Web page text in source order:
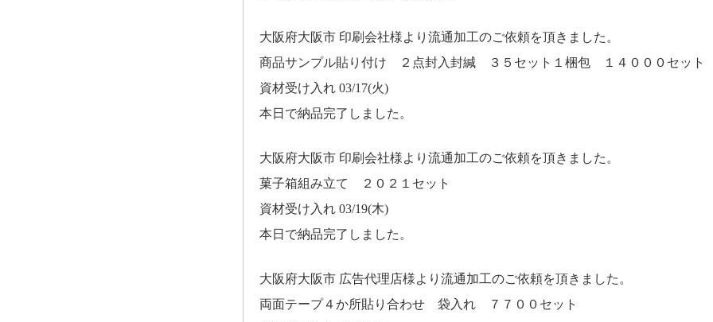
大阪府大阪市 印刷会社様より流通加工のご依頼を頂きました。
商品サンプル貼り付け ２点封入封緘 ３５セット１梱包 １４０００セット
資材受け入れ 03/17(火)
本日で納品完了しました。
大阪府大阪市 印刷会社様より流通加工のご依頼を頂きました。
菓子箱組み立て ２０２１セット
資材受け入れ 03/19(木)
本日で納品完了しました。
大阪府大阪市 広告代理店様より流通加工のご依頼を頂きました。
両面テープ４か所貼り合わせ 袋入れ ７７００セット